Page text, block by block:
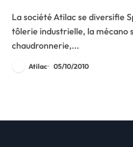
La société Atilac se diversifie Spécialisée dans la
tôlerie industrielle, la mécano
chaudronnerie,...
Atilac 05/10/2010